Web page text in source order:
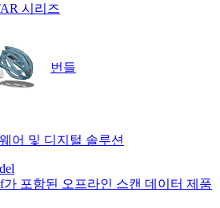
시리즈
번들
어 및 디지털 솔루션
가 포함된 오프라인 스캔 데이터 제품